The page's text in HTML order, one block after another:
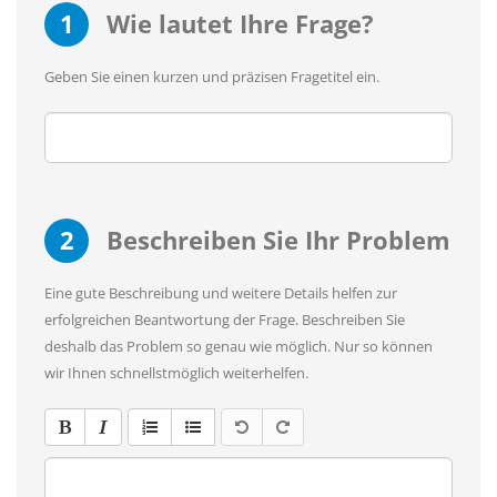
1 Wie lautet Ihre Frage?
Geben Sie einen kurzen und präzisen Fragetitel ein.
2 Beschreiben Sie Ihr Problem
Eine gute Beschreibung und weitere Details helfen zur
erfolgreichen Beantwortung der Frage. Beschreiben Sie
deshalb das Problem so genau wie möglich. Nur so können
wir Ihnen schnellstmöglich weiterhelfen.